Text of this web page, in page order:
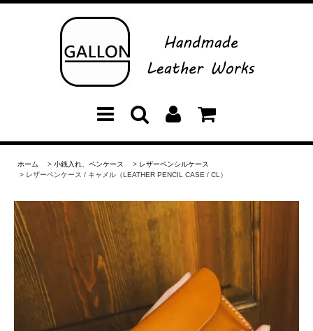
ホーム > 小銭入れ、ペンケース > レザーペンシルケース
> レザーペンケース / キャメル（LEATHER PENCIL CASE / CL）